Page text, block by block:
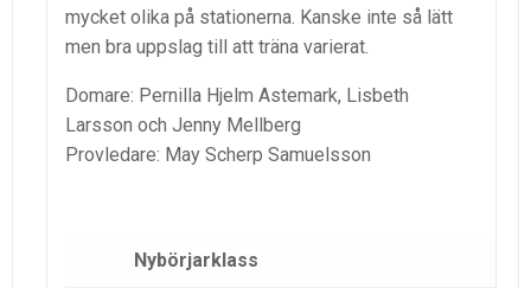
mycket olika på stationerna. Kanske inte så lätt
men bra uppslag till att träna varierat.
Domare: Pernilla Hjelm Astemark, Lisbeth
Larsson och Jenny Mellberg
Provledare: May Scherp Samuelsson
Nybörjarklass